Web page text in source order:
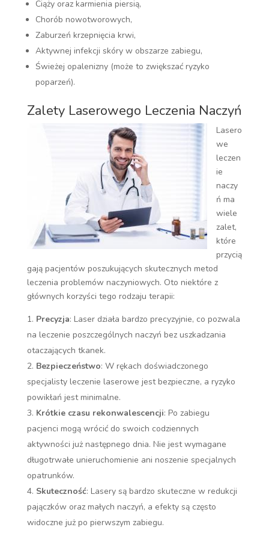
Ciąży oraz karmienia piersią,
Chorób nowotworowych,
Zaburzeń krzepnięcia krwi,
Aktywnej infekcji skóry w obszarze zabiegu,
Świeżej opalenizny (może to zwiększać ryzyko
poparzeń).
Zalety Laserowego Leczenia Naczyń
Lasero
we
leczen
ie
naczy
ń ma
wiele
zalet,
które
przycią
gają pacjentów poszukujących skutecznych metod
leczenia problemów naczyniowych. Oto niektóre z
głównych korzyści tego rodzaju terapii:
Precyzja: Laser działa bardzo precyzyjnie, co pozwala
na leczenie poszczególnych naczyń bez uszkadzania
otaczających tkanek.
Bezpieczeństwo: W rękach doświadczonego
specjalisty leczenie laserowe jest bezpieczne, a ryzyko
powikłań jest minimalne.
Krótkie czasu rekonwalescencji: Po zabiegu
pacjenci mogą wrócić do swoich codziennych
aktywności już następnego dnia. Nie jest wymagane
długotrwałe unieruchomienie ani noszenie specjalnych
opatrunków.
Skuteczność: Lasery są bardzo skuteczne w redukcji
pajączków oraz małych naczyń, a efekty są często
widoczne już po pierwszym zabiegu.